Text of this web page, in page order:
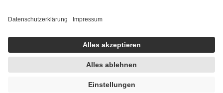
Einholung von Bewertungen. Trusted Shops hat Maßnahmen
getroffen, um sicherzustellen, dass es sich um echte Bewertungen
handelt. Mehr Informationen findest du hier:
https://help.etrusted.com/hc/de/articles/4419944605341